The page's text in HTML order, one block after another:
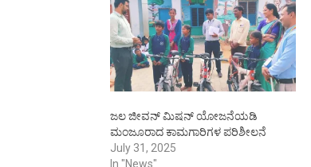
ಜಲ ಜೀವನ್ ಮಿಷನ್ ಯೋಜನೆಯಡಿ
ಮಂಜೂರಾದ ಕಾಮಗಾರಿಗಳ ಪರಿಶೀಲನೆ
July 31, 2025
In "News"